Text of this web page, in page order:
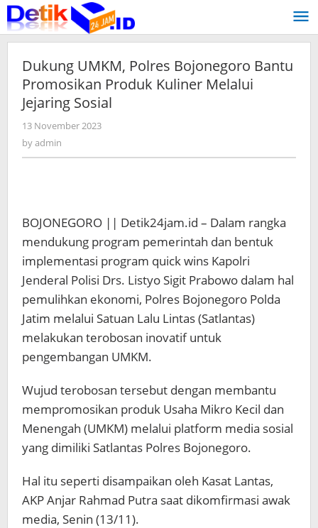
Skip
to
content
Dukung UMKM, Polres Bojonegoro Bantu
Promosikan Produk Kuliner Melalui
Jejaring Sosial
13 November 2023
byadmin
BOJONEGORO || Detik24jam.id – Dalam rangka
mendukung program pemerintah dan bentuk
implementasi program quick wins Kapolri
Jenderal Polisi Drs. Listyo Sigit Prabowo dalam hal
pemulihkan ekonomi, Polres Bojonegoro Polda
Jatim melalui Satuan Lalu Lintas (Satlantas)
melakukan terobosan inovatif untuk
pengembangan UMKM.
Wujud terobosan tersebut dengan membantu
mempromosikan produk Usaha Mikro Kecil dan
Menengah (UMKM) melalui platform media sosial
yang dimiliki Satlantas Polres Bojonegoro.
Hal itu seperti disampaikan oleh Kasat Lantas,
AKP Anjar Rahmad Putra saat dikomfirmasi awak
media, Senin (13/11).